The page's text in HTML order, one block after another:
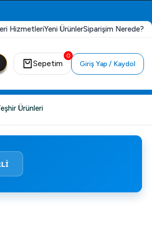
HizmetleriYeni ÜrünlerSiparişim Nerede?
0
Sepetim Giriş Yap / Kaydol
Ürünleri